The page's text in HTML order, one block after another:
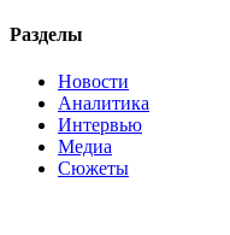
Разделы
Новости
Аналитика
Интервью
Медиа
Сюжеты